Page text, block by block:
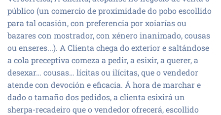
público (un comercio de proximidade do pobo escollido
para tal ocasión, con preferencia por xoiarías ou
bazares con mostrador, con xénero inanimado, cousas
ou enseres...). A Clienta chega do exterior e saltándose
a cola preceptiva comeza a pedir, a esixir, a querer, a
desexar… cousas… lícitas ou ilícitas, que o vendedor
atende con devoción e eficacia. Á hora de marchar e
dado o tamaño dos pedidos, a clienta esixirá un
sherpa-recadeiro que o vendedor ofrecerá, escollido